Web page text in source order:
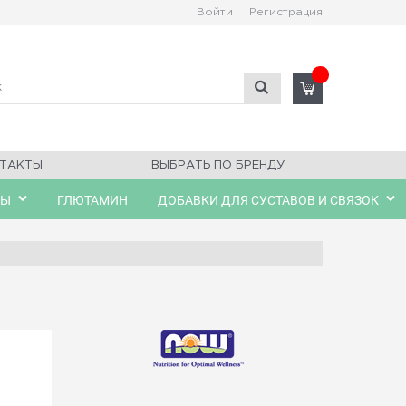
Войти Регистрация
ВЫБРАТЬ ПО БРЕНДУ
ГЛЮТАМИН ДОБАВКИ ДЛЯ СУСТАВОВ И СВЯЗОК